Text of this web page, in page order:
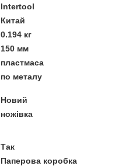
Intertool
Китай
0.194 кг
150 мм
пластмаса
по металу
Новий
ножівка
Так
Паперова коробка